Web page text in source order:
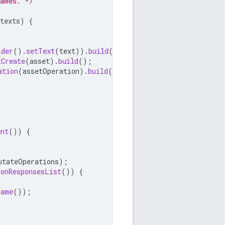
texts) {
(). setText(text)).build();
(asset).build();
(assetOperation).build());
()) {
);
()) {
());